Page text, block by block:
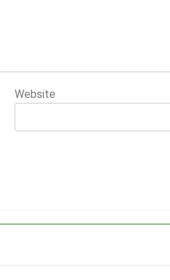
Website